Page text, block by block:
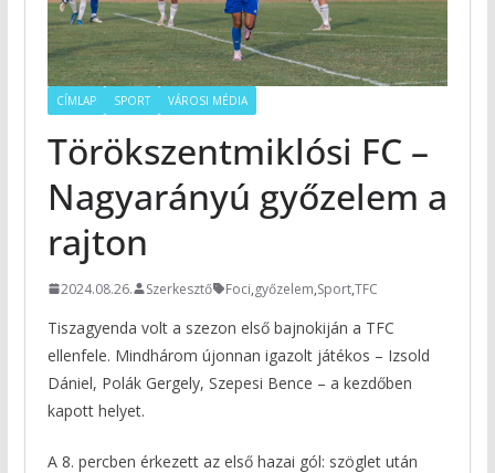
CÍMLAP SPORT VÁROSI MÉDIA
Törökszentmiklósi FC –
Nagyarányú győzelem a
rajton
2024.08.26. Szerkesztő Foci,győzelem,Sport,TFC
Tiszagyenda volt a szezon első bajnokiján a TFC
ellenfele. Mindhárom újonnan igazolt játékos – Izsold
Dániel, Polák Gergely, Szepesi Bence – a kezdőben
kapott helyet.
A 8. percben érkezett az első hazai gól: szöglet után